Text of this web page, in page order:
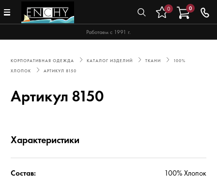
Работаем с 1991 г.
0 0
КОРПОРАТИВНАЯ ОДЕЖДА КАТАЛОГ ИЗДЕЛИЙ ТКАНИ
100%
ХЛОПОК
АРТИКУЛ 8150
Артикул 8150
Характеристики
Состав: 100% Хлопок